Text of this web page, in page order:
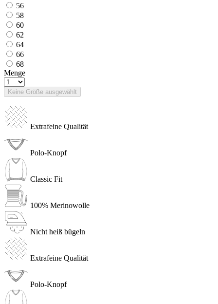
56
58
60
62
64
66
68
Menge
Keine Größe ausgewählt
Extrafeine Qualität
Polo-Knopf
Classic Fit
100% Merinowolle
Nicht heiß bügeln
Extrafeine Qualität
Polo-Knopf